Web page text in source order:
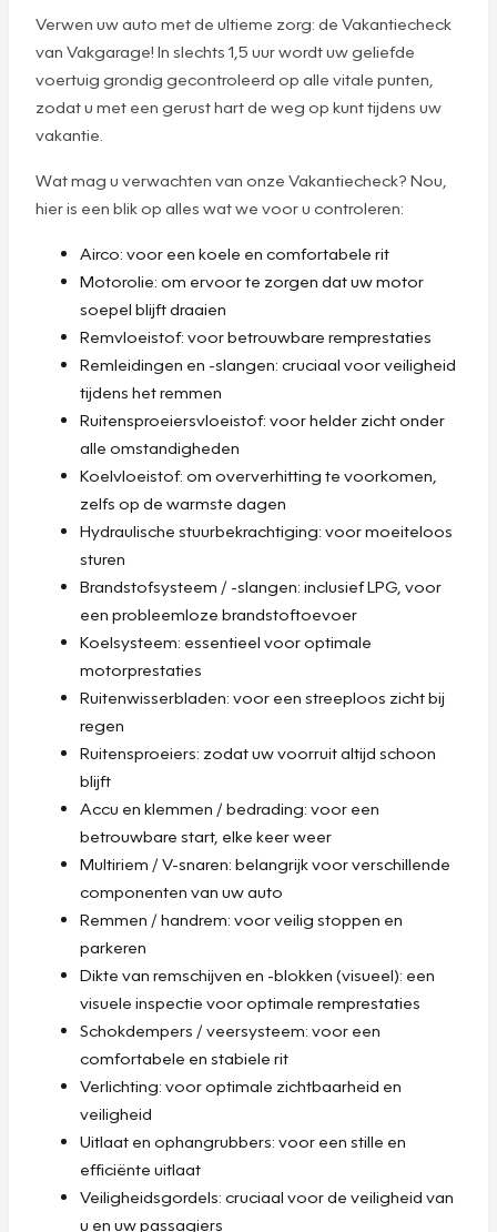
Verwen uw auto met de ultieme zorg: de Vakantiecheck
van Vakgarage! In slechts 1,5 uur wordt uw geliefde
voertuig grondig gecontroleerd op alle vitale punten,
zodat u met een gerust hart de weg op kunt tijdens uw
vakantie.
Wat mag u verwachten van onze Vakantiecheck? Nou,
hier is een blik op alles wat we voor u controleren:
Airco: voor een koele en comfortabele rit
Motorolie: om ervoor te zorgen dat uw motor
soepel blijft draaien
Remvloeistof: voor betrouwbare remprestaties
Remleidingen en -slangen: cruciaal voor veiligheid
tijdens het remmen
Ruitensproeiersvloeistof: voor helder zicht onder
alle omstandigheden
Koelvloeistof: om oververhitting te voorkomen,
zelfs op de warmste dagen
Hydraulische stuurbekrachtiging: voor moeiteloos
sturen
Brandstofsysteem / -slangen: inclusief LPG, voor
een probleemloze brandstoftoevoer
Koelsysteem: essentieel voor optimale
motorprestaties
Ruitenwisserbladen: voor een streeploos zicht bij
regen
Ruitensproeiers: zodat uw voorruit altijd schoon
blijft
Accu en klemmen / bedrading: voor een
betrouwbare start, elke keer weer
Multiriem / V-snaren: belangrijk voor verschillende
componenten van uw auto
Remmen / handrem: voor veilig stoppen en
parkeren
Dikte van remschijven en -blokken (visueel): een
visuele inspectie voor optimale remprestaties
Schokdempers / veersysteem: voor een
comfortabele en stabiele rit
Verlichting: voor optimale zichtbaarheid en
veiligheid
Uitlaat en ophangrubbers: voor een stille en
efficiënte uitlaat
Veiligheidsgordels: cruciaal voor de veiligheid van
u en uw passagiers